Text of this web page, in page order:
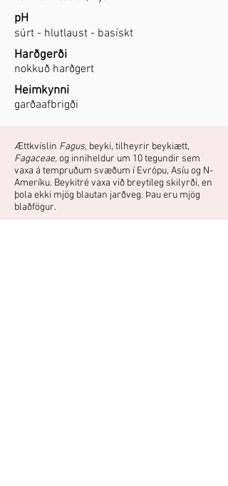
pH
súrt - hlutlaust - basískt
Harðgerði
nokkuð harðgert
Heimkynni
garðaafbrigði
Ættkvíslin Fagus, beyki, tilheyrir beykiætt,
Fagaceae, og inniheldur um 10 tegundir sem
vaxa á tempruðum svæðum í Evrópu, Asíu og N-
Ameríku. Beykitré vaxa við breytileg skilyrði, en
þola ekki mjög blautan jarðveg. Þau eru mjög
blaðfögur.